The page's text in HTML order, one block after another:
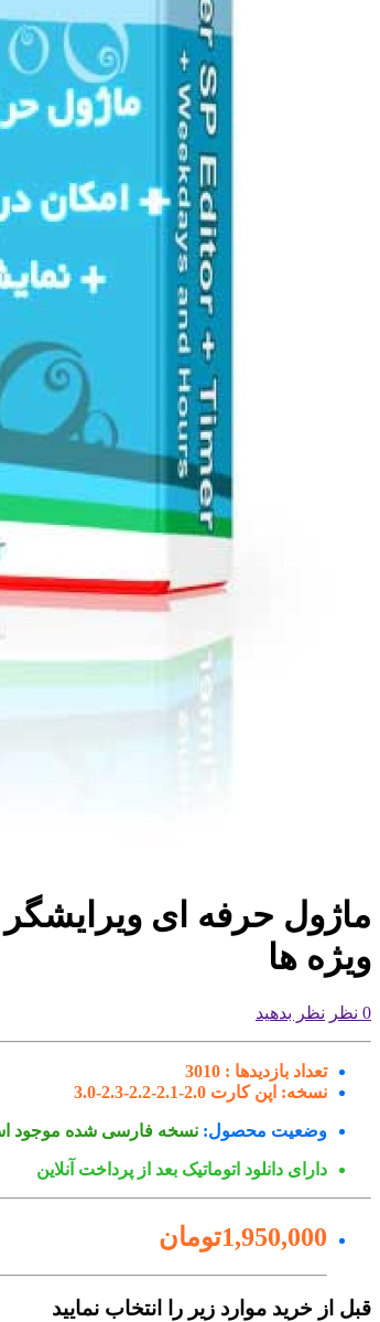
ماژول حرفه ای
ویژه ها
0 نظر نظر بدهید
تعداد بازدیدها : 3010
نسخه: اپن کارت 2.0-2.1-2.2-2.3-3.0
وضعیت محصول: نسخه فارسی شده موجود
دارای دانلود اتوماتیک بعد از پرداخت آنلاین
1,950,000تومان
قبل از خرید موارد زیر را انتخاب نمایید